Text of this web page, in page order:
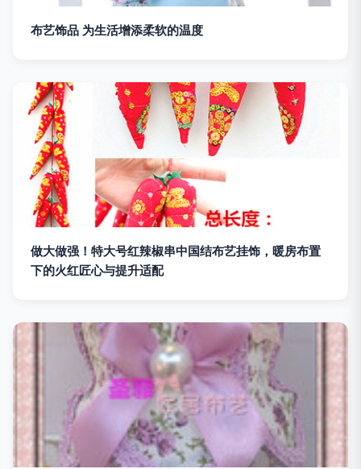
布艺饰品 为生活增添柔软的温度
做大做强！特大号红辣椒串中国结布艺挂饰，暖房布置
下的火红匠心与提升适配